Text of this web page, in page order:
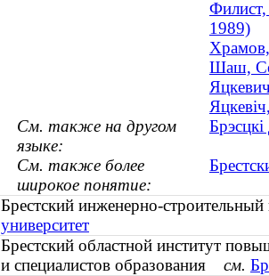
1989)
Шаш,
См. также на другом
языке:
См. также более
широкое понятие:
Брестский инженерно-
университет
Брестский областной институт
и специалистов образования см.